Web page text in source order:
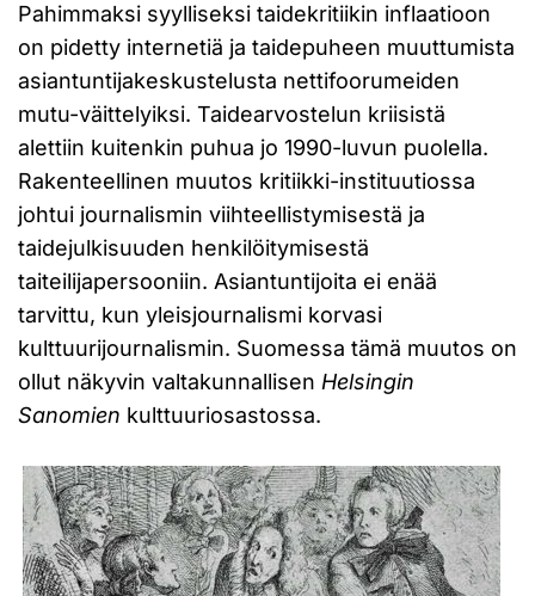
Pahimmaksi syylliseksi taidekritiikin inflaatioon
on pidetty internetiä ja taidepuheen muuttumista
asiantuntijakeskustelusta nettifoorumeiden
mutu-väittelyiksi. Taidearvostelun kriisistä
alettiin kuitenkin puhua jo 1990-luvun puolella.
Rakenteellinen muutos kritiikki-instituutiossa
johtui journalismin viihteellistymisestä ja
taidejulkisuuden henkilöitymisestä
taiteilijapersooniin. Asiantuntijoita ei enää
tarvittu, kun yleisjournalismi korvasi
kulttuurijournalismin. Suomessa tämä muutos on
ollut näkyvin valtakunnallisen Helsingin
Sanomien kulttuuriosastossa.